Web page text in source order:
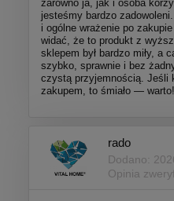
zarówno ja, jak i osoba
jesteśmy bardzo
i ogólne wrażenie po
widać, że to produkt z
sklepem był bardzo miły, a
szybko, sprawnie i bez
czystą przyjemnością. Jeśli
zakupem, to śmiało — warto!
rado
Dodano:
Opinia